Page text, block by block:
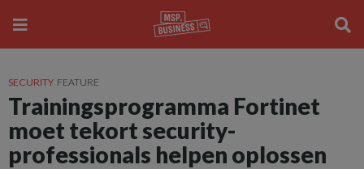
SECURITY FEATURE
Trainingsprogramma Fortinet
moet tekort security-
professionals helpen oplossen